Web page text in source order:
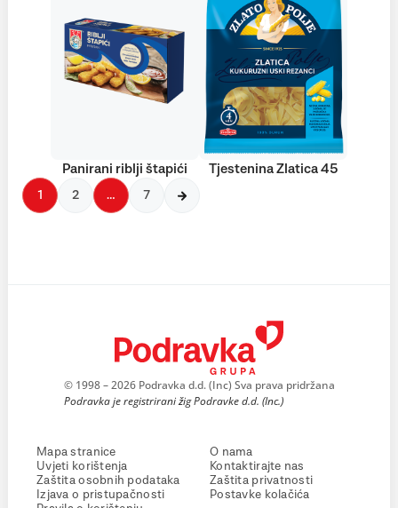
Panirani riblji štapići Tjestenina Zlatica 45
1 2 … 7
© 1998 – 2026 Podravka d.d. (Inc) Sva prava pridržana
Podravka je registrirani žig Podravke d.d. (Inc.)
Mapa stranice
Uvjeti korištenja
Zaštita osobnih podataka
Izjava o pristupačnosti
O nama
Kontaktirajte nas
Zaštita privatnosti
Postavke kolačića